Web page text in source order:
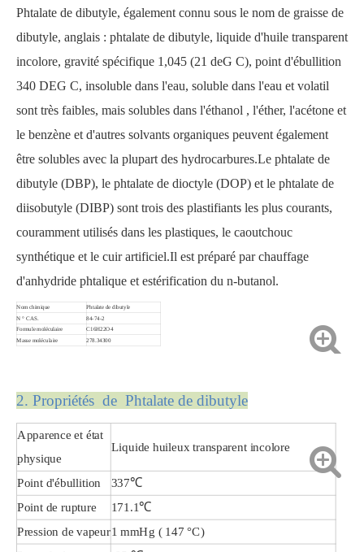
Phtalate de dibutyle, également connu sous le nom de graisse de
dibutyle, anglais : phtalate de dibutyle, liquide d'huile transparent
incolore, gravité spécifique 1,045 (21 deG C), point d'ébullition
340 DEG C, insoluble dans l'eau, soluble dans l'eau et volatil
sont très faibles, mais solubles dans l'éthanol , l'éther, l'acétone et
le benzène et d'autres solvants organiques peuvent également
être solubles avec la plupart des hydrocarbures.Le phtalate de
dibutyle (DBP), le phtalate de dioctyle (DOP) et le phtalate de
diisobutyle (DIBP) sont trois des plastifiants les plus courants,
couramment utilisés dans les plastiques, le caoutchouc
synthétique et le cuir artificiel.Il est préparé par chauffage
d'anhydride phtalique et estérification du n-butanol.
Nom chimique
Phtalate de dibutyle
N ° CAS.
84-74-2
Formule moléculaire
C16H22O4
Masse moléculaire
278.34300
2. Propriétés de Phtalate de dibutyle
Apparence et état
physique
Liquide huileux transparent incolore
Point d'ébullition
337℃
Point de rupture
171.1℃
Pression de vapeur1 mmHg ( 147 °C)